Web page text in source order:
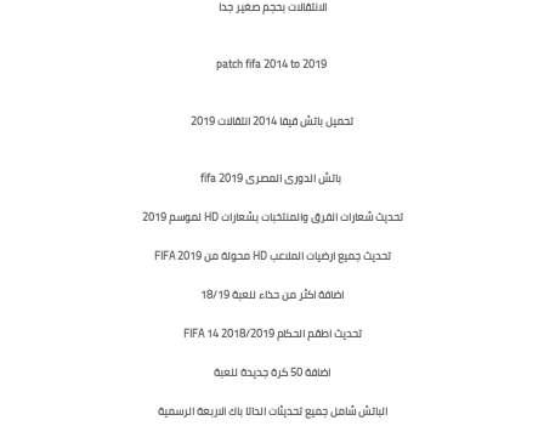
الانتقالات بحجم صغير جدا
patch fifa 2014 to 2019
تحميل باتش فيفا 2014 انتقالات 2019
باتش الدورى المصرى 2019 fifa
تحديث شعارات الفرق والمنتخبات بشعارات HD لموسم 2019
تحديث جميع ارضيات الملاعب HD محولة من FIFA 2019
اضافة اكثر من حذاء للعبة 18/19
تحديث اطقم الحكام 2018/2019 FIFA 14
اضافة 50 كرة جديدة للعبة
الباتش شامل جميع تحديثات الداتا باك الاربعة الرسمية